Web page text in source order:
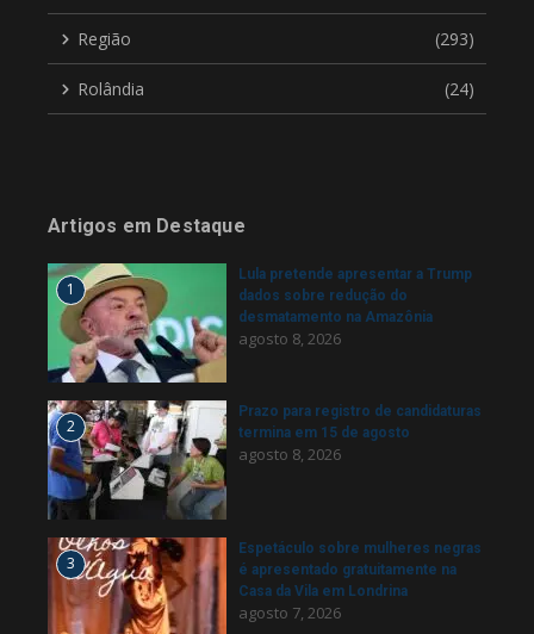
Região (293)
Rolândia (24)
Artigos em Destaque
1
Lula pretende apresentar a Trump
dados sobre redução do
desmatamento na Amazônia
agosto 8, 2026
2
Prazo para registro de candidaturas
termina em 15 de agosto
agosto 8, 2026
3
Espetáculo sobre mulheres negras
é apresentado gratuitamente na
Casa da Vila em Londrina
agosto 7, 2026